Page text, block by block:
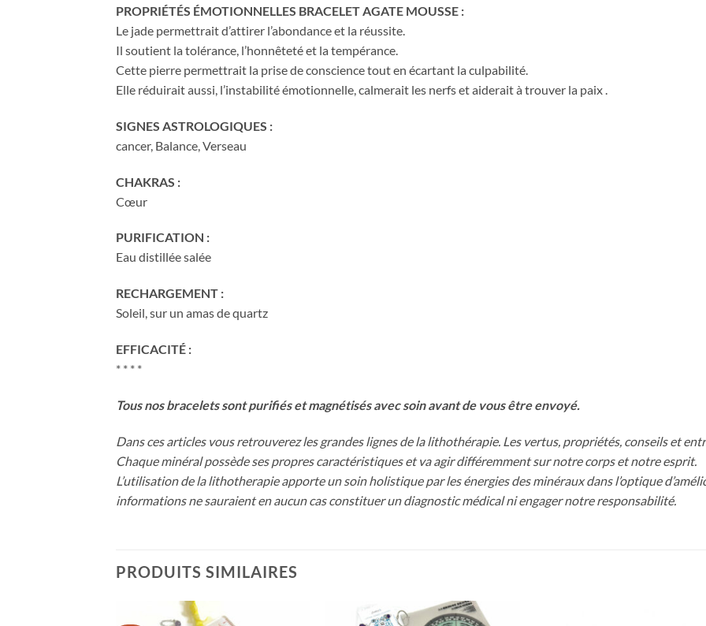
PROPRIÉTÉS ÉMOTIONNELLES BRACELET AGATE MOUSSE :
Le jade permettrait d’attirer l’abondance et la réussite.
Il soutient la tolérance, l’honnêteté et la tempérance.
Cette pierre permettrait la prise de conscience tout en écartant la culpabilité.
Elle réduirait aussi, l’instabilité émotionnelle, calmerait les nerfs et aiderait à trouver la paix .
SIGNES ASTROLOGIQUES :
cancer, Balance, Verseau
CHAKRAS :
Cœur
PURIFICATION :
Eau distillée salée
RECHARGEMENT :
Soleil, sur un amas de quartz
EFFICACITÉ :
* * * *
Tous nos bracelets sont purifiés et magnétisés avec soin avant de vous être envoyé.
Dans ces articles vous retrouverez les grandes lignes de la lithothérapie. Les vertus, propriétés, conseils et
Chaque minéral possède ses propres caractéristiques et va agir différemment sur notre corps et notre esprit.
L’utilisation de la lithotherapie apporte un soin holistique par les énergies des minéraux dans l’optique
informations ne sauraient en aucun cas constituer un diagnostic médical ni engager notre responsabilité.
PRODUITS SIMILAIRES